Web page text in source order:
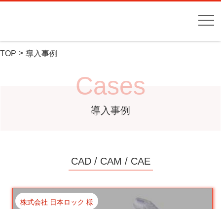
TOP 導入事例
Cases
導入事例
CAD / CAM / CAE
株式会社 日本ロック 様